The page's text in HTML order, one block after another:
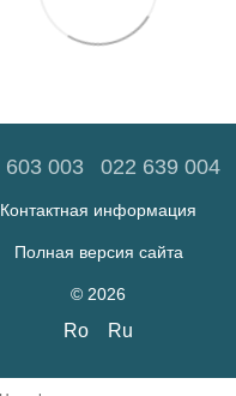
603 003 022 639 004
Контактная информация
Полная версия сайта
© 2026
Ro Ru